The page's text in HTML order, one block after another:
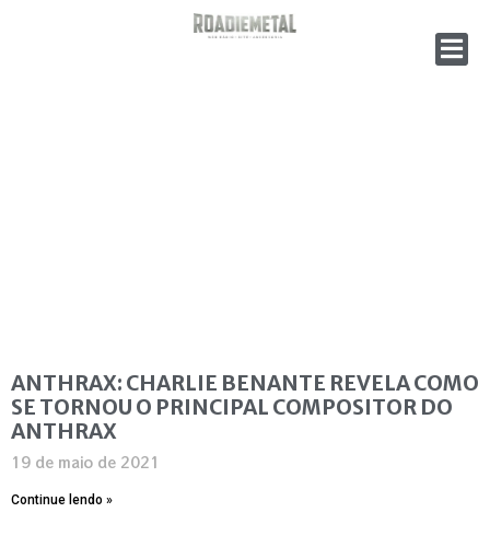
ANTHRAX: CHARLIE BENANTE REVELA COMO
SE TORNOU O PRINCIPAL COMPOSITOR DO
ANTHRAX
19 de maio de 2021
Continue lendo »